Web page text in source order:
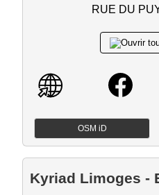
RUE DU
OSM iD
Kyriad Limoges -